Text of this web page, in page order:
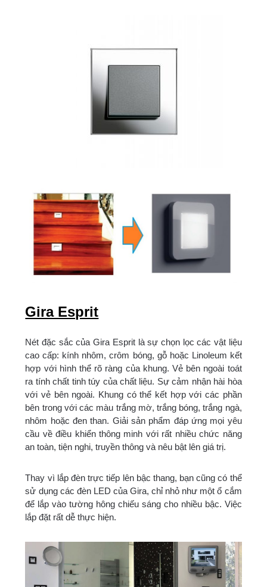
Gira Esprit
Nét đặc sắc của Gira Esprit là sự chọn lọc các vật liệu
cao cấp: kính nhôm, crôm bóng, gỗ hoặc Linoleum kết
hợp với hình thể rõ ràng của khung. Vẻ bên ngoài toát
ra tính chất tinh túy của chất liệu. Sự cảm nhận hài hòa
với vẻ bên ngoài. Khung có thể kết hợp với các phần
bên trong với các màu trắng mờ, trắng bóng, trắng ngà,
nhôm hoặc đen than. Giải sản phẩm đáp ứng mọi yêu
cầu về điều khiển thông minh với rất nhiều chức năng
an toàn, tiện nghi, truyền thông và nêu bật lên giá trị.
Thay vì lắp đèn trực tiếp lên bậc thang, bạn cũng có thể
sử dụng các đèn LED của Gira, chỉ nhỏ như một ổ cắm
để lắp vào tường hông chiếu sáng cho nhiều bậc. Việc
lắp đặt rất dễ thực hiện.